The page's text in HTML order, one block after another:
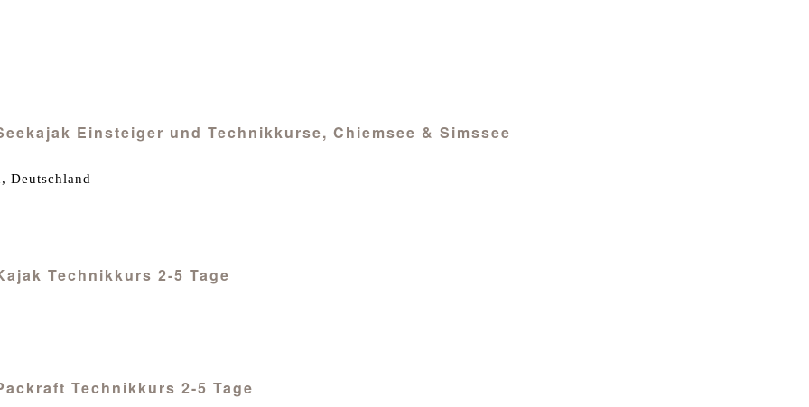
Einsteiger und Technikkurse, Chiemsee & Simssee
Deutschland
Technikkurs 2-5 Tage
Technikkurs 2-5 Tage